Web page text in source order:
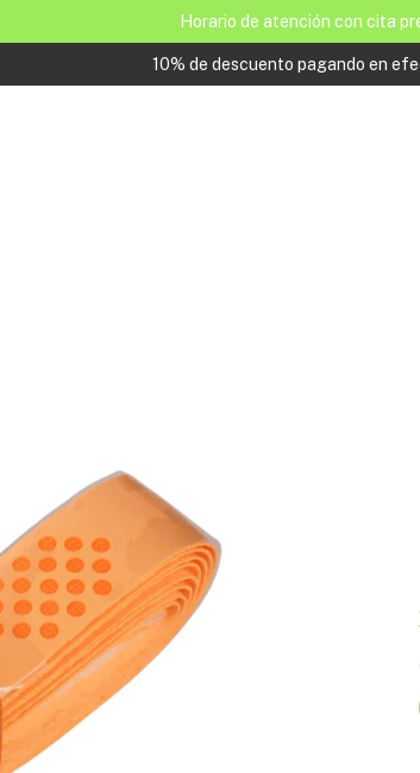
Horario de atención con cita
10% de descuento pagando en